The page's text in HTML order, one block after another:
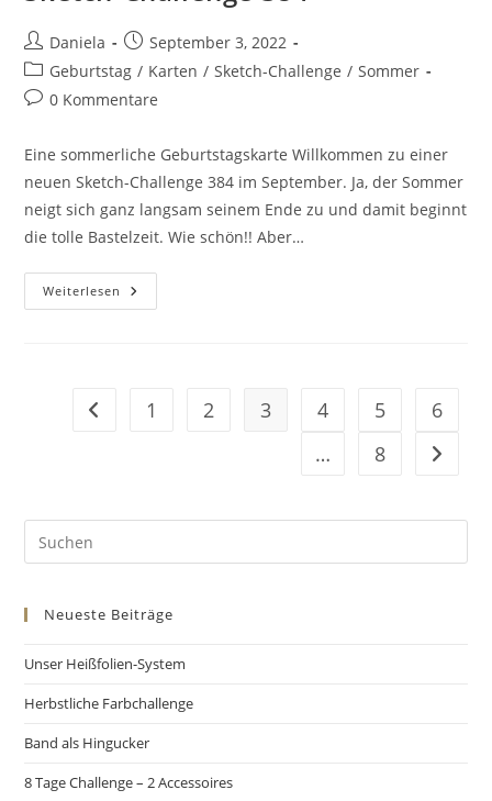
Daniela
September 3, 2022
Geburtstag / Karten / Sketch-Challenge / Sommer
0 Kommentare
Eine sommerliche Geburtstagskarte Willkommen zu einer
neuen Sketch-Challenge 384 im September. Ja, der Sommer
neigt sich ganz langsam seinem Ende zu und damit beginnt
die tolle Bastelzeit. Wie schön!! Aber…
Weiterlesen
1 2 3 4 5
6
…
8
Neueste Beiträge
Unser Heißfolien-System
Herbstliche Farbchallenge
Band als Hingucker
8 Tage Challenge – 2 Accessoires